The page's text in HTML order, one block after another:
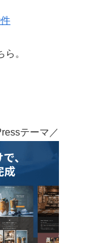
。
テーマ／